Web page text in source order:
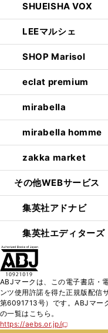
SHUEISHA VOX
LEEマルシェ
SHOP Marisol
eclat premium
mirabella
mirabella homme
zakka market
その他WEBサービス
集英社アドナビ
集英社エディターズ
ABJマークは、この電子書店・
ンツ使用許諾を得た正規版配信
第6091713号）です。ABJマー
の一覧はこちら。
https://aebs.or.jp/
新